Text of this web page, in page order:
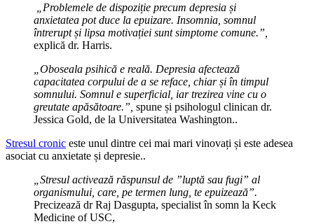
„Problemele de dispoziție precum depresia și
anxietatea pot duce la epuizare. Insomnia, somnul
întrerupt și lipsa motivației sunt simptome comune.”,
explică dr. Harris.
„Oboseala psihică e reală. Depresia afectează
capacitatea corpului de a se reface, chiar și în timpul
somnului. Somnul e superficial, iar trezirea vine cu o
greutate apăsătoare.”, spune și psihologul clinican dr.
Jessica Gold, de la Universitatea Washington..
Stresul cronic este unul dintre cei mai mari vinovați și este adesea
asociat cu anxietate și depresie..
„Stresul activează răspunsul de ”luptă sau fugi” al
organismului, care, pe termen lung, te epuizează”.
Precizează dr Raj Dasgupta, specialist în somn la Keck
Medicine of USC,